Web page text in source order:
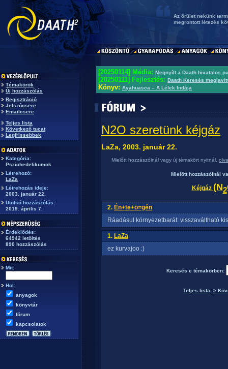
Az őrület nekünk
megrontott létezés
Témakörök
Új hozzászólás
Regisztráció
Jelszócsere
Emailcsere
Teljes lista
Következő tucat
Legfrissebbek
Kategória:
Pszichedelikumok
Létrehozó:
LaZa
Létrehozás ideje:
2003. január 22.
Utolsó hozzászólás:
2019. április 7.
Érdeklődés:
64942 letöltés
890 hozzászólás
Mit:
Hol:
anyagok
könyvtár
fórum
kapcsolatok
[20250114] Média: Megnyílt a Daath hivatalos
[20250111] Fejlesztés: Daath Keresés
Könyv: Ayahuasca – A Lélek Indája
N2O szeretünk kéjgáz
LaZa, 2003. január 22.
Mielőtt hozzászólnál vagy új témakört nyitnál,
Mielőtt hozzászólnál
Kéjgáz (N2
2. Én+te+ö=gén
Ráadásul környezetbarát: visszaváltható
1. LaZa
ez kurvajoo :)
Keresés e témakörben:
Teljes lista >